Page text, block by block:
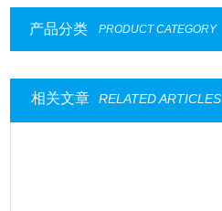
产品分类 PRODUCT CATEGORY
相关文章 RELATED ARTICLES